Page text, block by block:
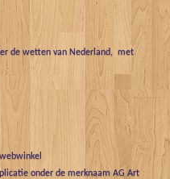
de wetten van Nederland, met
onder de merknaam AG Art